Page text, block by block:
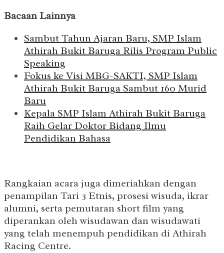
Bacaan Lainnya
Sambut Tahun Ajaran Baru, SMP Islam
Athirah Bukit Baruga Rilis Program Public
Speaking
Fokus ke Visi MBG-SAKTI, SMP Islam
Athirah Bukit Baruga Sambut 160 Murid
Baru
Kepala SMP Islam Athirah Bukit Baruga
Raih Gelar Doktor Bidang Ilmu
Pendidikan Bahasa
Rangkaian acara juga dimeriahkan dengan
penampilan Tari 3 Etnis, prosesi wisuda, ikrar
alumni, serta pemutaran short film yang
diperankan oleh wisudawan dan wisudawati
yang telah menempuh pendidikan di Athirah
Racing Centre.